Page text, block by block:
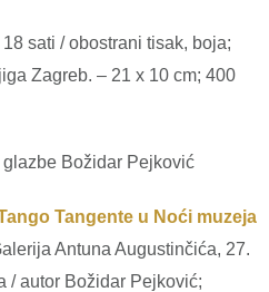
sati / obostrani tisak, boja;
Zagreb. – 21 x 10 cm; 400
Božidar Pejković
Tangente u Noći muzeja
Antuna Augustinčića, 27.
/ autor Božidar Pejković;